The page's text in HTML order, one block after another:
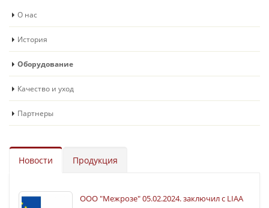
О нас
История
Оборудование
Качество и уход
Партнеры
Новости Продукция
ООО "Межрозе" 05.02.2024. заключил с LIAA